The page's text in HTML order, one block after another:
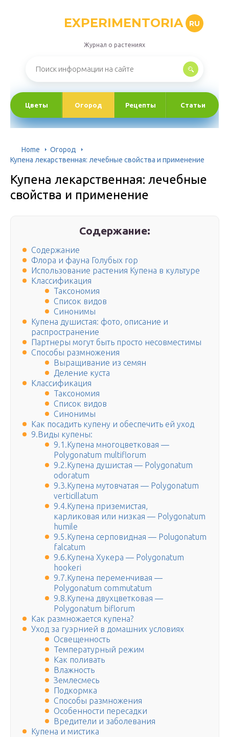
EXPERIMENTORIA RU
Журнал о растениях
Цветы Огород Рецепты Статьи
Home
Огород
Купена лекарственная: лечебные свойства и применение
Купена лекарственная: лечебные
свойства и применение
Содержание:
Содержание
Флора и фауна Голубых гор
Использование растения Купена в культуре
Классификация
Таксономия
Список видов
Синонимы
Купена душистая: фото, описание и
распространение
Партнеры могут быть просто несовместимы
Способы размножения
Выращивание из семян
Деление куста
Классификация
Таксономия
Список видов
Синонимы
Как посадить купену и обеспечить ей уход
9.Виды купены:
9.1.Купена многоцветковая —
Polygonatum multiflorum
9.2.Купена душистая — Polygonatum
odoratum
9.3.Купена мутовчатая — Polygonatum
verticillatum
9.4.Купена приземистая,
карликовая или низкая — Polygonatum
humile
9.5.Купена серповидная — Polugonatum
falcatum
9.6.Купена Хукера — Polygonatum
hookeri
9.7.Купена переменчивая —
Polygonatum commutatum
9.8.Купена двухцветковая —
Polygonatum biflorum
Как размножается купена?
Уход за гуэрнией в домашних условиях
Освещенность
Температурный режим
Как поливать
Влажность
Землесмесь
Подкормка
Способы размножения
Особенности пересадки
Вредители и заболевания
Купена и мистика